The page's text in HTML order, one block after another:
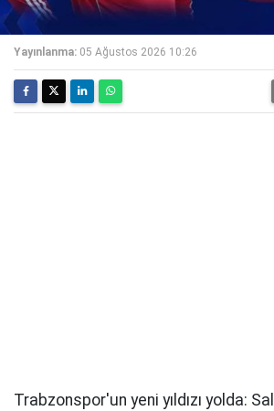
Yayınlanma: 05 Ağustos 2026 10:26
Trabzonspor'un yeni yıldızı yolda: